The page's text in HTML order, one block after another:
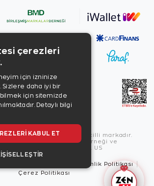
© 2026, Zen Diamond tescilli markadır.
Birleşmiş Markalar Derneği ve
Destek Programı üyesidir. US
Güvenlik Politikası
Çerez Politikası
çerezleri
için izninize
Sizlere daha iyi bir
için sitemizde
Detaylı bilgi
KABUL ET